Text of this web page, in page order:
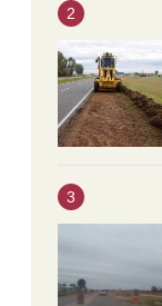
2
3